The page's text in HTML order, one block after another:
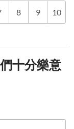
8 9 10
十分樂意